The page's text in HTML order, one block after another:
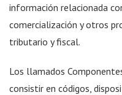
información relacionada
comercialización y otros
tributario y fiscal.
Los llamados
consistir en códigos,